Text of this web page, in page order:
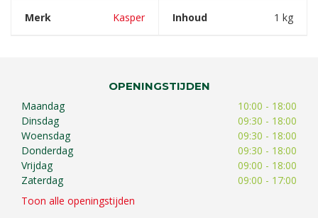
Merk Kasper Inhoud 1 kg
OPENINGSTIJDEN
Maandag
10:00 - 18:00
Dinsdag
09:30 - 18:00
Woensdag
09:30 - 18:00
Donderdag
09:30 - 18:00
Vrijdag
09:00 - 18:00
Zaterdag
09:00 - 17:00
Toon alle openingstijden